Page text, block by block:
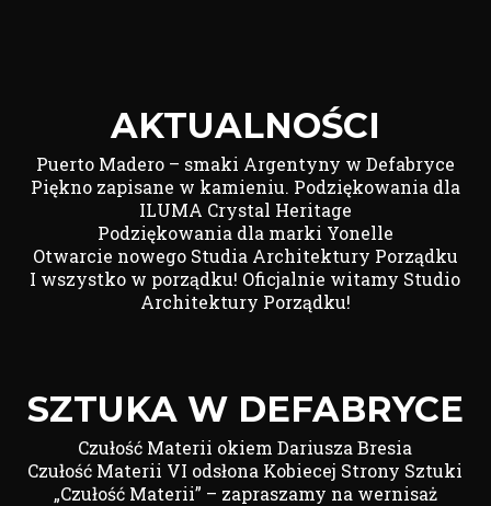
AKTUALNOŚCI
Puerto Madero – smaki Argentyny w Defabryce
Piękno zapisane w kamieniu. Podziękowania dla
ILUMA Crystal Heritage
Podziękowania dla marki Yonelle
Otwarcie nowego Studia Architektury Porządku
I wszystko w porządku! Oficjalnie witamy Studio
Architektury Porządku!
SZTUKA W DEFABRYCE
Czułość Materii okiem Dariusza Bresia
Czułość Materii VI odsłona Kobiecej Strony Sztuki
„Czułość Materii” – zapraszamy na wernisaż